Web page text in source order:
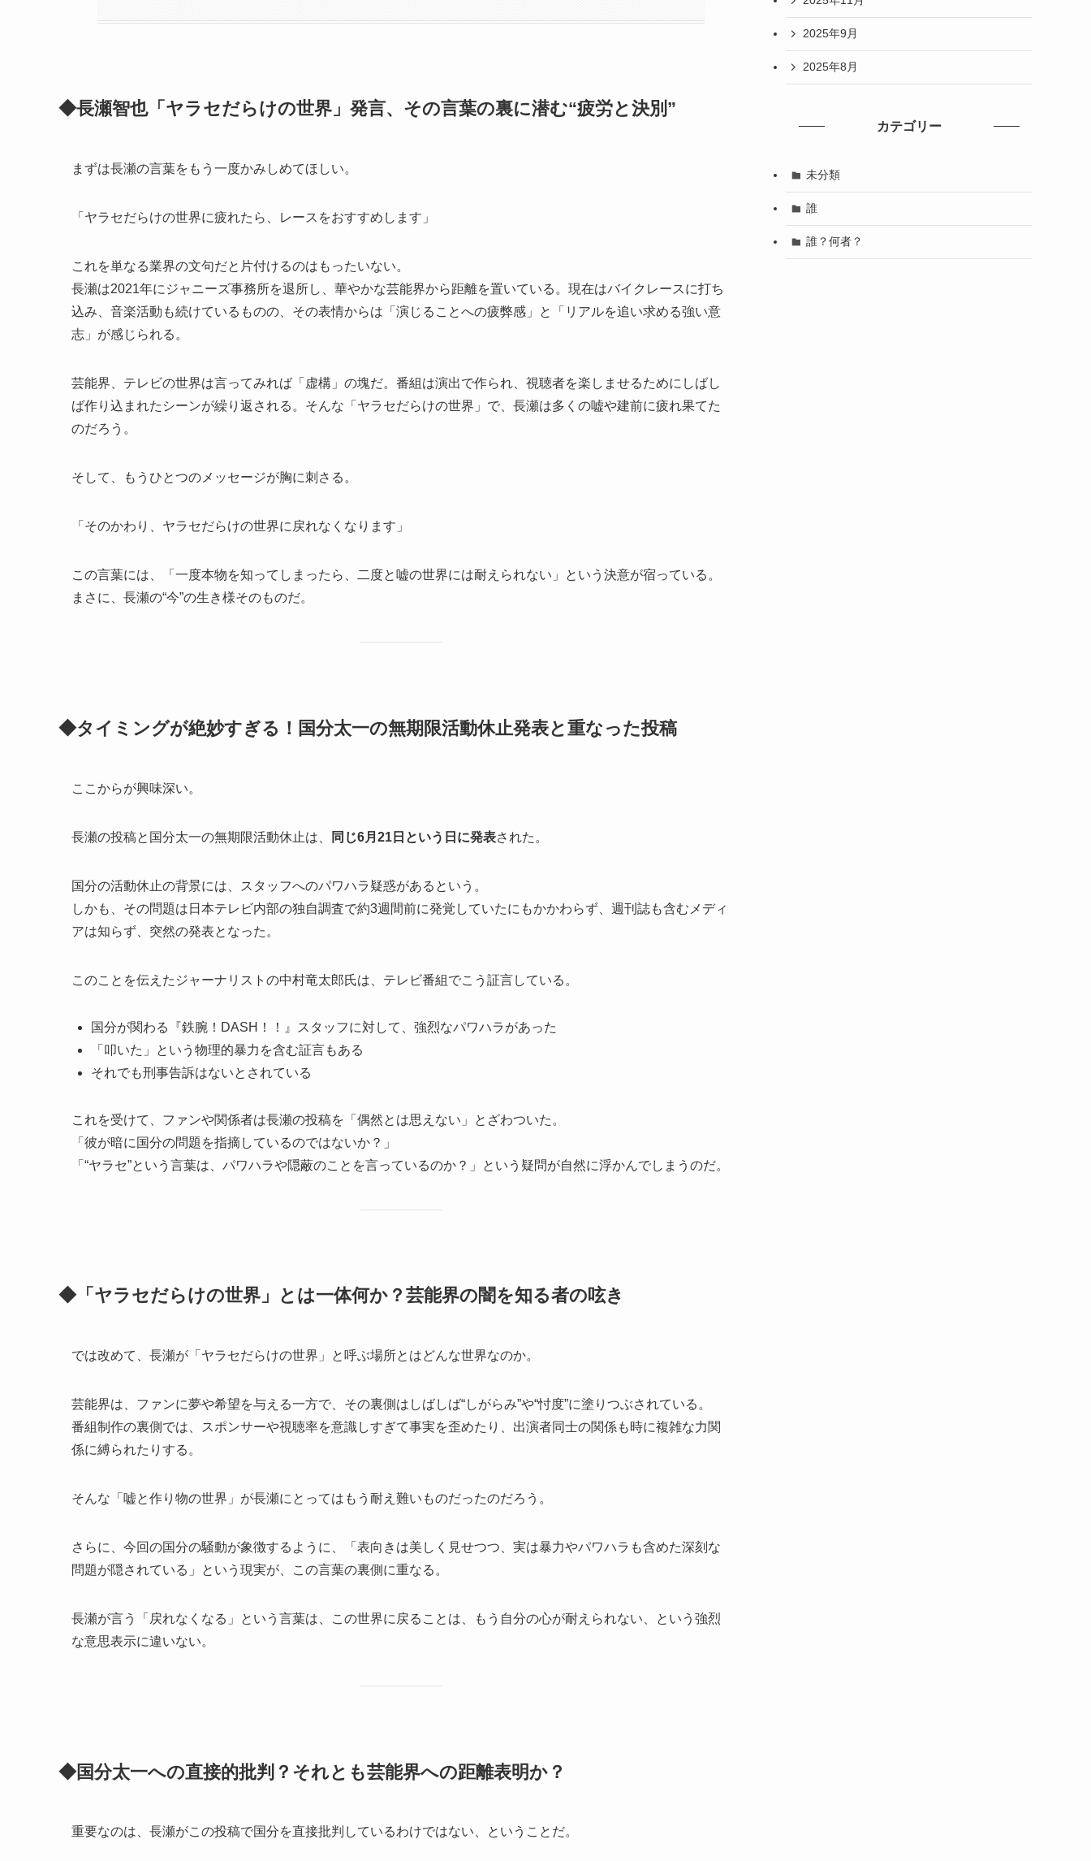
◆長瀬智也「ヤラセだらけの世界」発言、その言葉の裏に潜む“疲労と決別”
まずは長瀬の言葉をもう一度かみしめてほしい。
「ヤラセだらけの世界に疲れたら、レースをおすすめします」
これを単なる業界の文句だと片付けるのはもったいない。
長瀬は2021年にジャニーズ事務所を退所し、華やかな芸能界から距離を置いている。現在はバイクレースに打ち
込み、音楽活動も続けているものの、その表情からは「演じることへの疲弊感」と「リアルを追い求める強い意
志」が感じられる。
芸能界、テレビの世界は言ってみれば「虚構」の塊だ。番組は演出で作られ、視聴者を楽しませるためにしばし
ば作り込まれたシーンが繰り返される。そんな「ヤラセだらけの世界」で、長瀬は多くの嘘や建前に疲れ果てた
のだろう。
そして、もうひとつのメッセージが胸に刺さる。
「そのかわり、ヤラセだらけの世界に戻れなくなります」
この言葉には、「一度本物を知ってしまったら、二度と嘘の世界には耐えられない」という決意が宿っている。
まさに、長瀬の“今”の生き様そのものだ。
◆タイミングが絶妙すぎる！国分太一の無期限活動休止発表と重なった投稿
ここからが興味深い。
長瀬の投稿と国分太一の無期限活動休止は、 同じ6月21日という日に発表された。
国分の活動休止の背景には、スタッフへのパワハラ疑惑があるという。
しかも、その問題は日本テレビ内部の独自調査で約3週間前に発覚していたにもかかわらず、週刊誌も含むメディ
アは知らず、突然の発表となった。
このことを伝えたジャーナリストの中村竜太郎氏は、テレビ番組でこう証言している。
国分が関わる『鉄腕！DASH！！』スタッフに対して、強烈なパワハラがあった
「叩いた」という物理的暴力を含む証言もある
それでも刑事告訴はないとされている
これを受けて、ファンや関係者は長瀬の投稿を「偶然とは思えない」とざわついた。
「彼が暗に国分の問題を指摘しているのではないか？」
「“ヤラセ”という言葉は、パワハラや隠蔽のことを言っているのか？」という疑問が自然に浮かんでしまうのだ。
◆「ヤラセだらけの世界」とは一体何か？芸能界の闇を知る者の呟き
では改めて、長瀬が「ヤラセだらけの世界」と呼ぶ場所とはどんな世界なのか。
芸能界は、ファンに夢や希望を与える一方で、その裏側はしばしば“しがらみ”や“忖度”に塗りつぶされている。
番組制作の裏側では、スポンサーや視聴率を意識しすぎて事実を歪めたり、出演者同士の関係も時に複雑な力関
係に縛られたりする。
そんな「嘘と作り物の世界」が長瀬にとってはもう耐え難いものだったのだろう。
さらに、今回の国分の騒動が象徴するように、「表向きは美しく見せつつ、実は暴力やパワハラも含めた深刻な
問題が隠されている」という現実が、この言葉の裏側に重なる。
長瀬が言う「戻れなくなる」という言葉は、この世界に戻ることは、もう自分の心が耐えられない、という強烈
な意思表示に違いない。
◆国分太一への直接的批判？それとも芸能界への距離表明か？
重要なのは、長瀬がこの投稿で国分を直接批判しているわけではない、ということだ。
2025年9月
2025年8月
カテゴリー
未分類
誰
誰？何者？